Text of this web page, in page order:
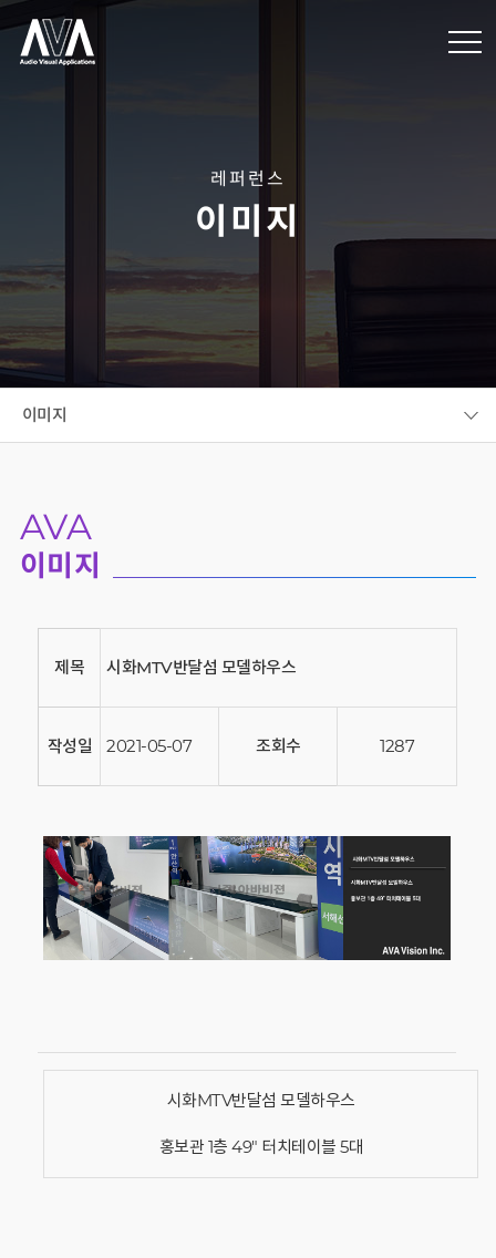
레퍼런스
이미지
이미지
AVA
이미지
제목 시화MTV반달섬 모델하우스
작성일 2021-05-07 조회수 1287
시화MTV반달섬 모델하우스
홍보관 1층 49" 터치테이블 5대